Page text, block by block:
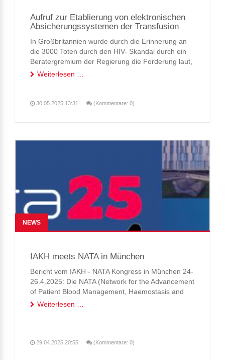
Aufruf zur Etablierung von elektronischen
Absicherungssystemen der Transfusion
In Großbritannien wurde durch die Erinnerung an
die 3000 Toten durch den HIV- Skandal durch ein
Beratergremium der Regierung die Forderung laut,
die Anwendungssicherheit der Blutprodukte durch
zusammenhängt, ...
Weiterlesen …
30.05.2025 13:31 (Kommentare: 0)
NEWS
IAKH meets NATA in München
Bericht vom IAKH - NATA Kongress in München 24-
26.4.2025: Die NATA (Network for the Advancement
of Patient Blood Management, Haemostasis and
Thrombosis) hatte dieses Jahr ihre Jahrestagung in
Weiterlesen …
29.04.2025 20:55 (Kommentare: 0)